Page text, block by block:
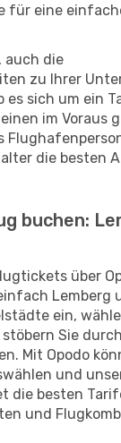
für eine
auch die
zu Ihrer
es sich um ein
im Voraus
die besten
buchen:
über
Lemberg
ein,
Sie
Mit Opodo
und
die besten
und